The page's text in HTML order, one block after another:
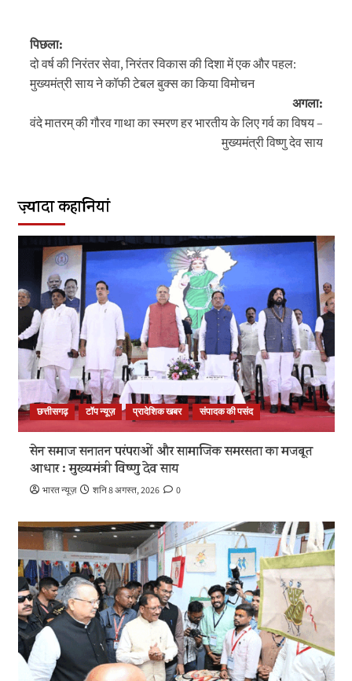
पोस्ट
नेविगेशन
पिछला:
दो वर्ष की निरंतर सेवा, निरंतर विकास की दिशा में एक और पहल:
मुख्यमंत्री साय ने कॉफी टेबल बुक्स का किया विमोचन
अगला:
वंदे मातरम् की गौरव गाथा का स्मरण हर भारतीय के लिए गर्व का विषय –
मुख्यमंत्री विष्णु देव साय
ज़्यादा कहानियां
छत्तीसगढ़ टॉप न्यूज़ प्रादेशिक खबर संपादक की पसंद
सेन समाज सनातन परंपराओं और सामाजिक समरसता का मजबूत
आधार : मुख्यमंत्री विष्णु देव साय
भारत न्यूज़ शनि 8 अगस्त, 2026 0